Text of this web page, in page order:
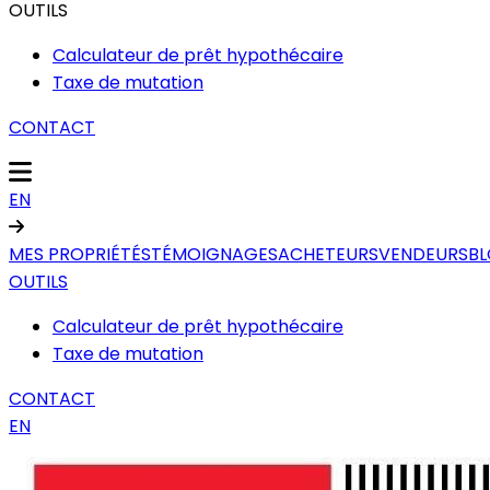
OUTILS
Calculateur de prêt hypothécaire
Taxe de mutation
CONTACT
EN
MES PROPRIÉTÉSTÉMOIGNAGESACHETEURSVENDEURS
OUTILS
Calculateur de prêt hypothécaire
Taxe de mutation
CONTACT
EN